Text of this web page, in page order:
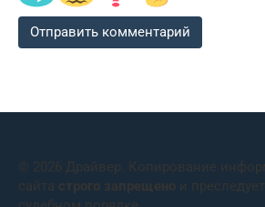
© 2026 Драйвер. Копирование
сайта строго запрещено и